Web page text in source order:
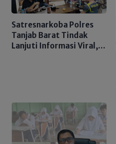
Satresnarkoba Polres
Tanjab Barat Tindak
Lanjuti Informasi Viral,